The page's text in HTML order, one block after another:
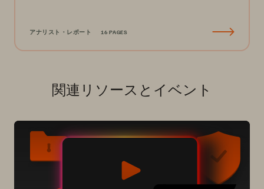
アナリスト・レポート 16 PAGES
関連リソースとイベント